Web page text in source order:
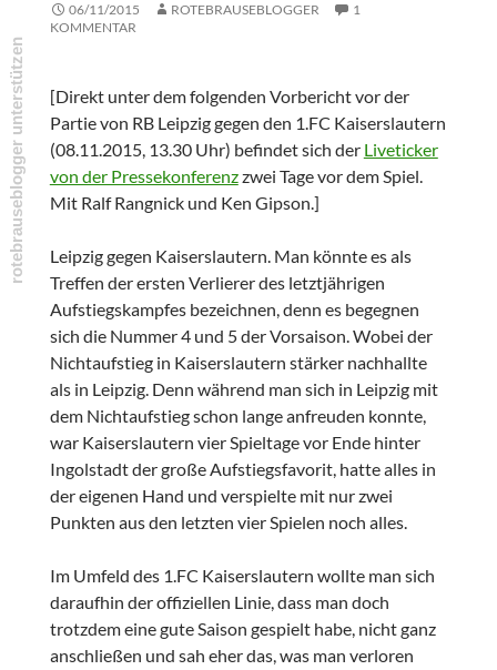
06/11/2015 ROTEBRAUSEBLOGGER
1
KOMMENTAR
[Direkt unter dem folgenden Vorbericht vor der
Partie von RB Leipzig gegen den 1.FC Kaiserslautern
(08.11.2015, 13.30 Uhr) befindet sich der Liveticker
von der Pressekonferenzzwei Tage vor dem Spiel.
Mit Ralf Rangnick und Ken Gipson.]
Leipzig gegen Kaiserslautern. Man könnte es als
Treffen der ersten Verlierer des letztjährigen
Aufstiegskampfes bezeichnen, denn es begegnen
sich die Nummer 4 und 5 der Vorsaison. Wobei der
Nichtaufstieg in Kaiserslautern stärker nachhallte
als in Leipzig. Denn während man sich in Leipzig mit
dem Nichtaufstieg schon lange anfreuden konnte,
war Kaiserslautern vier Spieltage vor Ende hinter
Ingolstadt der große Aufstiegsfavorit, hatte alles in
der eigenen Hand und verspielte mit nur zwei
Punkten aus den letzten vier Spielen noch alles.
Im Umfeld des 1.FC Kaiserslautern wollte man sich
daraufhin der offiziellen Linie, dass man doch
trotzdem eine gute Saison gespielt habe, nicht ganz
anschließen und sah eher das, was man verloren
rotebrauseblogger unterstützen